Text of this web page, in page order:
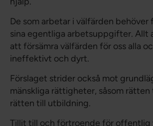
De som arbetar i välfärden behöver
sina egentliga arbetsuppgifter. Allt
att försämra välfärden för oss alla
ineffektivt och dyrt.
Förslaget strider också mot
mänskliga rättigheter, såsom rätten
rätten till utbildning.
Tillit till och förtroende för offentlig